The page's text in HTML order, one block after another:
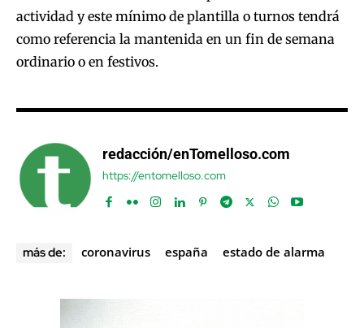
actividad y este mínimo de plantilla o turnos tendrá
como referencia la mantenida en un fin de semana
ordinario o en festivos.
redacción/enTomelloso.com
https://entomelloso.com
más de: coronavirus españa estado de alarma